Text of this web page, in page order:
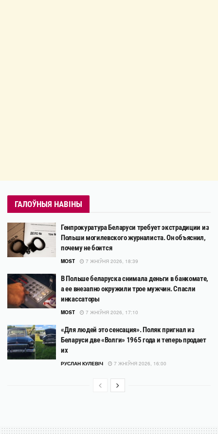
ГАЛОЎНЫЯ НАВІНЫ
Генпрокуратура Беларуси требует экстрадиции из
Польши могилевского журналиста. Он объяснил,
почему не боится
MOST 7 ЖНІЎНЯ 2026, 18:39
В Польше беларуска снимала деньги в банкомате,
а ее внезапно окружили трое мужчин. Спасли
инкассаторы
MOST 7 ЖНІЎНЯ 2026, 17:10
«Для людей это сенсация». Поляк пригнал из
Беларуси две «Волги» 1965 года и теперь продает
их
РУСЛАН КУЛЕВІЧ 7 ЖНІЎНЯ 2026, 16:00